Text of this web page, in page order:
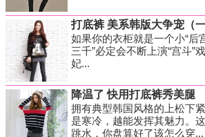
打底裤 美系韩版大争宠（一
如果你的衣柜就是一个小“后
三千”必定会不断上演“宫斗”
妃...
降温了 快用打底裤秀美腿
拥有典型韩国风格的上松下
是寒冷，越能发挥其魅力。
跳水，你盘算好了该怎么穿...